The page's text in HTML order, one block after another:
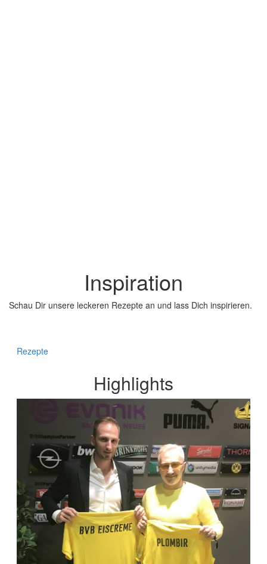
Inspiration
Schau Dir unsere leckeren Rezepte an und lass Dich inspirieren.
Rezepte
Highlights
Plombir als offizieller Eiscremelieferant des BVB
Dortmund